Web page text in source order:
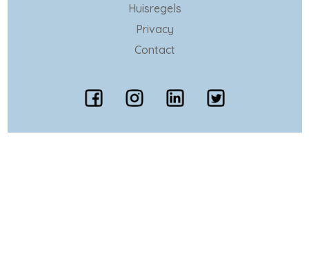
Huisregels
Privacy
Contact